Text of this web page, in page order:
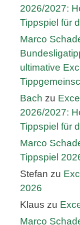
2026/2027:
Tippspiel für
Marco
ultimative
Bach zu
2026/2027:
Tippspiel für
Marco
Tippspiel
Stefan zu
2026
Klaus zu
Marco